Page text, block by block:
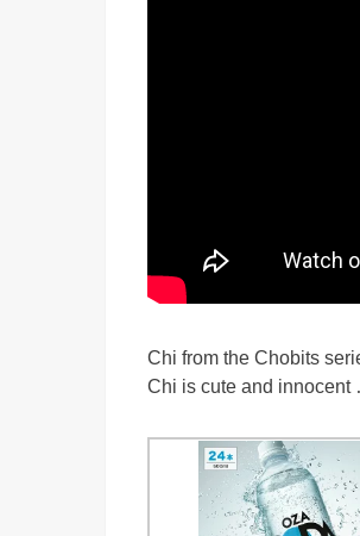
Chi from the Chobits
Chi is cute and innocent